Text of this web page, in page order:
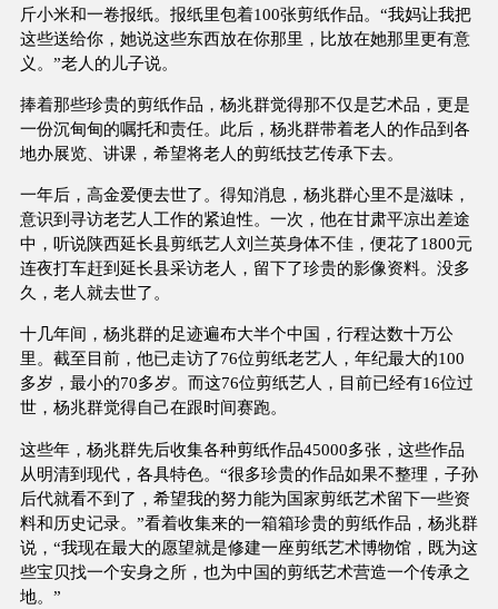
斤小米和一卷报纸。报纸里包着100张剪纸作品。“我妈让我把
这些送给你，她说这些东西放在你那里，比放在她那里更有意
义。”老人的儿子说。
捧着那些珍贵的剪纸作品，杨兆群觉得那不仅是艺术品，更是
一份沉甸甸的嘱托和责任。此后，杨兆群带着老人的作品到各
地办展览、讲课，希望将老人的剪纸技艺传承下去。
一年后，高金爱便去世了。得知消息，杨兆群心里不是滋味，
意识到寻访老艺人工作的紧迫性。一次，他在甘肃平凉出差途
中，听说陕西延长县剪纸艺人刘兰英身体不佳，便花了1800元
连夜打车赶到延长县采访老人，留下了珍贵的影像资料。没多
久，老人就去世了。
十几年间，杨兆群的足迹遍布大半个中国，行程达数十万公
里。截至目前，他已走访了76位剪纸老艺人，年纪最大的100
多岁，最小的70多岁。而这76位剪纸艺人，目前已经有16位过
世，杨兆群觉得自己在跟时间赛跑。
这些年，杨兆群先后收集各种剪纸作品45000多张，这些作品
从明清到现代，各具特色。“很多珍贵的作品如果不整理，子孙
后代就看不到了，希望我的努力能为国家剪纸艺术留下一些资
料和历史记录。”看着收集来的一箱箱珍贵的剪纸作品，杨兆群
说，“我现在最大的愿望就是修建一座剪纸艺术博物馆，既为这
些宝贝找一个安身之所，也为中国的剪纸艺术营造一个传承之
地。”